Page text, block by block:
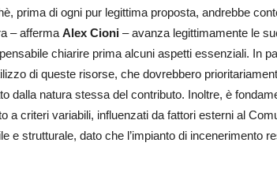
prima di ogni pur legittima proposta, andrebbe
– afferma Alex Cioni – avanza legittimamente le
chiarire prima alcuni aspetti essenziali. In
di queste risorse, che dovrebbero
dalla natura stessa del contributo. Inoltre, è
a criteri variabili, influenzati da fattori esterni al
e strutturale, dato che l’impianto di incenerimento